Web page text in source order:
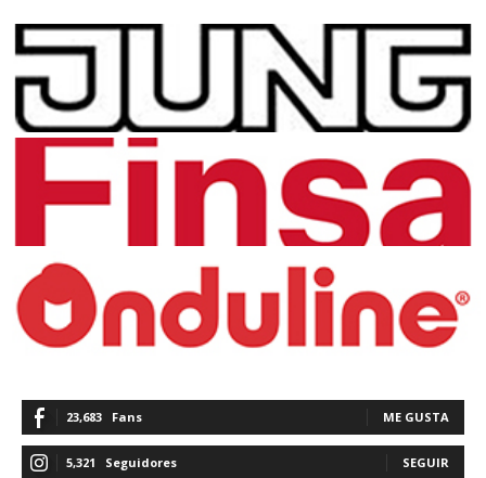
23,683 Fans ME GUSTA
5,321 Seguidores SEGUIR